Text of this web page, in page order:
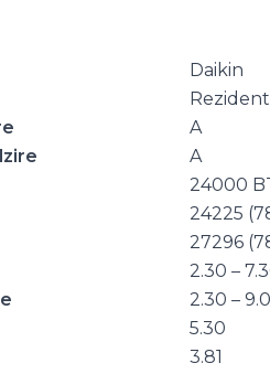
Daikin
A
A
24000
24225
27296
2.30 –
2.30 –
5.30
3.81